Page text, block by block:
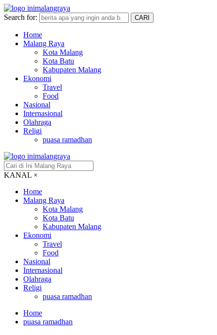
Search for: CARI
Home
Malang Raya
Kota Malang
Kota Batu
Kabupaten Malang
Ekonomi
Travel
Food
Nasional
Internasional
Olahraga
Religi
puasa ramadhan
KANAL ×
Home
Malang Raya
Kota Malang
Kota Batu
Kabupaten Malang
Ekonomi
Travel
Food
Nasional
Internasional
Olahraga
Religi
puasa ramadhan
Home
puasa ramadhan